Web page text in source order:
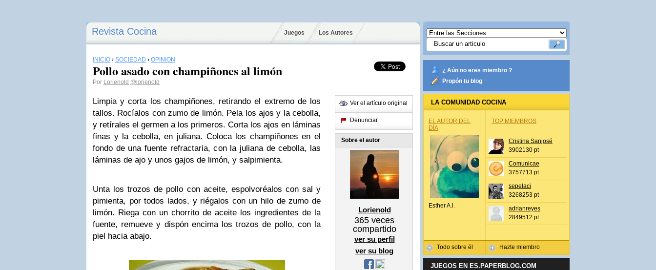
Revista Cocina Juegos Los Autores
INICIO › SOCIEDAD › OPINIÓN
Pollo asado con champiñones al limón
Por Lorienold @lorienold
Limpia y corta los champiñones, retirando el extremo de los
tallos. Rocíalos con zumo de limón. Pela los ajos y la cebolla,
y retírales el germen a los primeros. Corta los ajos en láminas
finas y la cebolla, en juliana. Coloca los champiñones en el
fondo de una fuente refractaria, con la juliana de cebolla, las
láminas de ajo y unos gajos de limón, y salpimienta.
Unta los trozos de pollo con aceite, espolvoréalos con sal y
pimienta, por todos lados, y riégalos con un hilo de zumo de
limón. Riega con un chorrito de aceite los ingredientes de la
fuente, remueve y dispón encima los trozos de pollo, con la
piel hacia abajo.
Ver el artículo original
Denunciar
Sobre el autor
Lorienold
365 veces
compartido
ver su perfil
ver su blog
¿ Aún no eres miembro ?
Propón tu blog
LA COMUNIDAD COCINA
EL AUTOR DEL
DÍA
Esther A.l.
Todo sobre él
TOP MIEMBROS
Cristina Sanjosé
3902130 pt
Comunicae
3757713 pt
sepelaci
3268253 pt
adrianreyes
2849512 pt
Hazte miembro
JUEGOS EN ES.PAPERBLOG.COM